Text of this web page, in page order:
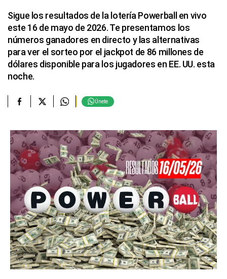
Sigue los resultados de la lotería Powerball en vivo
este 16 de mayo de 2026. Te presentamos los
números ganadores en directo y las alternativas
para ver el sorteo por el jackpot de 86 millones de
dólares disponible para los jugadores en EE. UU. esta
noche.
Únete